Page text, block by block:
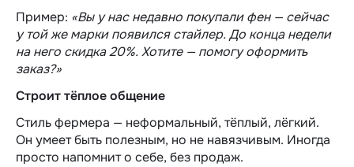
Пример: «Вы у нас недавно покупали фен — сейчас
у той же марки появился стайлер. До конца недели
на него скидка 20%. Хотите — помогу оформить
заказ?»
Строит тёплое общение
Стиль фермера — неформальный, тёплый, лёгкий.
Он умеет быть полезным, но не навязчивым. Иногда
просто напомнит о себе, без продаж.